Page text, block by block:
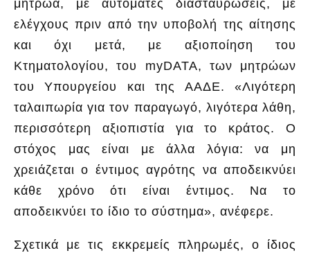
μητρώα, με αυτόματες διασταυρώσεις, με
ελέγχους πριν από την υποβολή της αίτησης
και όχι μετά, με αξιοποίηση του
Κτηματολογίου, του myDATA, των μητρώων
του Υπουργείου και της ΑΑΔΕ. «Λιγότερη
ταλαιπωρία για τον παραγωγό, λιγότερα λάθη,
περισσότερη αξιοπιστία για το κράτος. Ο
στόχος μας είναι με άλλα λόγια: να μη
χρειάζεται ο έντιμος αγρότης να αποδεικνύει
κάθε χρόνο ότι είναι έντιμος. Να το
αποδεικνύει το ίδιο το σύστημα», ανέφερε.
Σχετικά με τις εκκρεμείς πληρωμές, ο ίδιος